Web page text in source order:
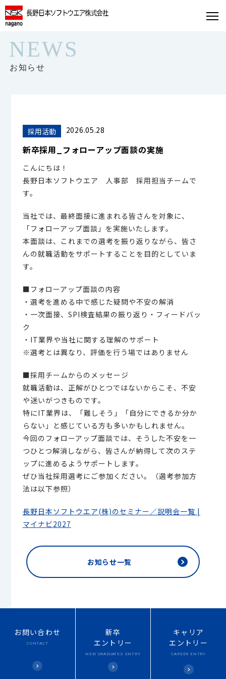
NEWS
お知らせ
採用活動 2026.05.28
新卒採用_フォローアップ面談の実施
こんにちは！
長野日本ソフトウエア 人事部 採用担当チームで
す。
当社では、最終面接に進まれる皆さんを対象に、
「フォローアップ面談」を実施いたします。
本面談は、これまでの選考を振り返りながら、皆さ
んの就職活動をサポートすることを目的としていま
す。
■フォローアップ面談の内容
・選考を進める中で感じた疑問や不安の解消
・一次面接、SPI検査結果の振り返り・フィードバッ
ク
・IT業界や当社に関する理解のサポート
※選考とは異なり、評価を行う場ではありません
■採用チームからのメッセージ
就職活動は、正解がひとつではないからこそ、不安
や迷いがつきものです。
特にIT業界は、「難しそう」「自分にできるか分か
らない」と感じている方も多いかもしれません。
今回のフォローアップ面談では、そうした不安を一
つひとつ解消しながら、皆さんが納得して次のステ
ップに進めるようサポートします。
ぜひ当社採用選考にご参加ください。（選考参加方
法は以下参照）
長野日本ソフトウエア(株)のセミナー／説明会一覧 |
マイナビ2027
お知らせ一覧
お問い合わせ
CONTACT
新卒
エントリー
NEW GRADUATES ENTRY
キャリア
エントリー
CAREER ENTRY